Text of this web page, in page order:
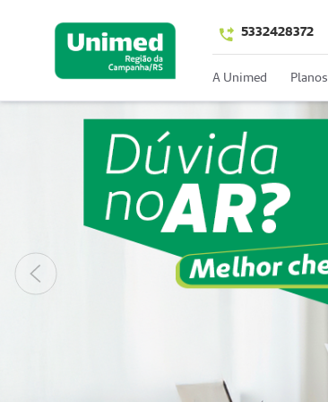
5332428372
A Unimed Planos
Anterior